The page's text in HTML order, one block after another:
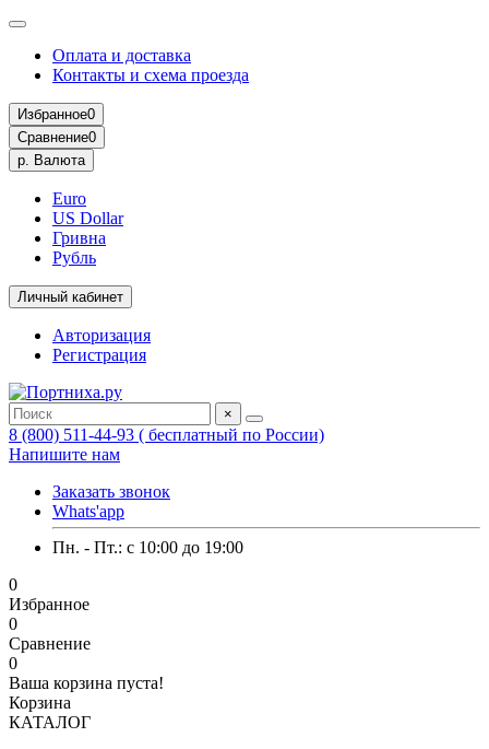
Оплата и доставка
Контакты и схема проезда
Избранное0
Сравнение0
р. Валюта
Euro
US Dollar
Гривна
Рубль
Личный кабинет
Авторизация
Регистрация
×
8 (800) 511-44-93 ( бесплатный по России)
Напишите нам
Заказать звонок
Whats'app
Пн. - Пт.: c 10:00 до 19:00
0
Избранное
0
Сравнение
0
Ваша корзина пуста!
Корзина
КАТАЛОГ